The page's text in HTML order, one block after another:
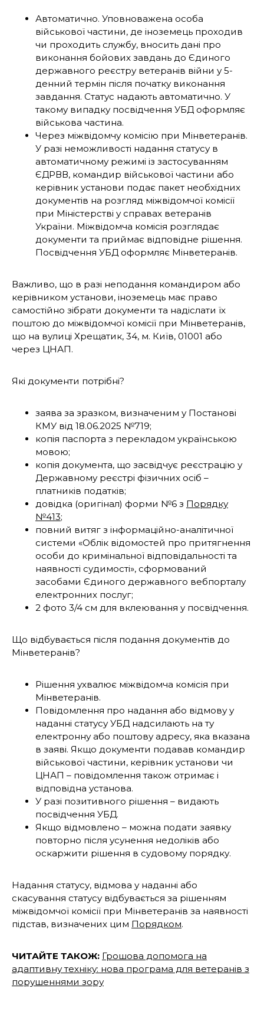
Автоматично. Уповноважена особа
військової частини, де іноземець проходив
чи проходить службу, вносить дані про
виконання бойових завдань до Єдиного
державного реєстру ветеранів війни у 5-
денний термін після початку виконання
завдання. Статус надають автоматично. У
такому випадку посвідчення УБД оформляє
військова частина.
Через міжвідомчу комісію при Мінветеранів.
У разі неможливості надання статусу в
автоматичному режимі із застосуванням
ЄДРВВ, командир військової частини або
керівник установи подає пакет необхідних
документів на розгляд міжвідомчої комісії
при Міністерстві у справах ветеранів
України. Міжвідомча комісія розглядає
документи та приймає відповідне рішення.
Посвідчення УБД оформляє Мінветеранів.
Важливо, що в разі неподання командиром або
керівником установи, іноземець має право
самостійно зібрати документи та надіслати їх
поштою до міжвідомчої комісії при Мінветеранів,
що на вулиці Хрещатик, 34, м. Київ, 01001 або
через ЦНАП.
Які документи потрібні?
заява за зразком, визначеним у Постанові
КМУ від 18.06.2025 №719;
копія паспорта з перекладом українською
мовою;
копія документа, що засвідчує реєстрацію у
Державному реєстрі фізичних осіб –
платників податків;
довідка (оригінал) форми №6 з Порядку
№413;
повний витяг з інформаційно-аналітичної
системи «Облік відомостей про притягнення
особи до кримінальної відповідальності та
наявності судимості», сформований
засобами Єдиного державного вебпорталу
електронних послуг;
2 фото 3/4 см для вклеювання у посвідчення.
Що відбувається після подання документів до
Мінветеранів?
Рішення ухвалює міжвідомча комісія при
Мінветеранів.
Повідомлення про надання або відмову у
наданні статусу УБД надсилають на ту
електронну або поштову адресу, яка вказана
в заяві. Якщо документи подавав командир
військової частини, керівник установи чи
ЦНАП – повідомлення також отримає і
відповідна установа.
У разі позитивного рішення – видають
посвідчення УБД.
Якщо відмовлено – можна подати заявку
повторно після усунення недоліків або
оскаржити рішення в судовому порядку.
Надання статусу, відмова у наданні або
скасування статусу відбувається за рішенням
міжвідомчої комісії при Мінветеранів за наявності
підстав, визначених цим Порядком.
ЧИТАЙТЕ ТАКОЖ: Грошова допомога на
адаптивну техніку: нова програма для ветеранів з
порушеннями зору